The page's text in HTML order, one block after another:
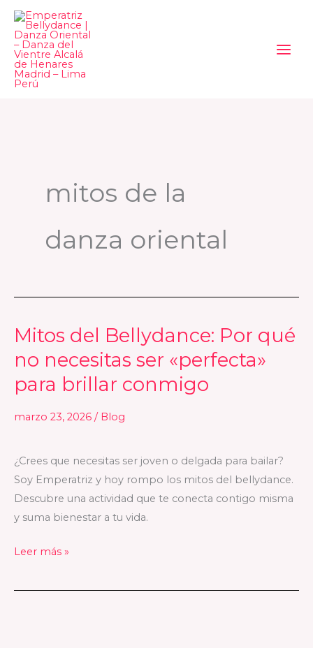
contenido
mitos de la
danza oriental
Mitos del Bellydance: Por qué
no necesitas ser «perfecta»
para brillar conmigo
marzo 23, 2026 / Blog
¿Crees que necesitas ser joven o delgada para bailar?
Soy Emperatriz y hoy rompo los mitos del bellydance.
Descubre una actividad que te conecta contigo misma
y suma bienestar a tu vida.
Mitos
Bellydance:
Por
ser
«perfecta»
para
brillar
Leer más »